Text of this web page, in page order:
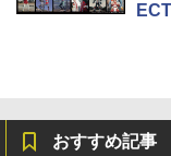
おすすめ記事